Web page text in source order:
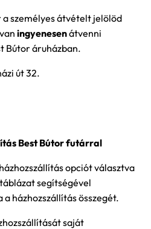
személyes átvételt jelölöd
ingyenesenátvenni
Bútor áruházban.
út 32.
Best Bútor futárral
opciót választva
segítségével
házhozszállítás összegét.
saját